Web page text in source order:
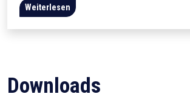
Weiterlesen
Downloads